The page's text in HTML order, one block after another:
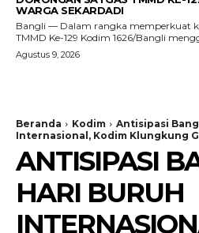
WARGA SEKARDADI
Bangli — Dalam rangka memperkuat
TMMD Ke-129 Kodim 1626/Bangli
Agustus 9, 2026